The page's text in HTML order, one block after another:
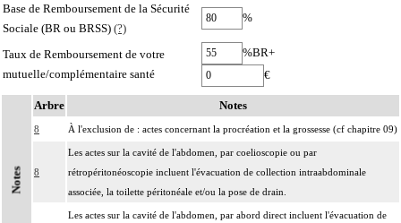
Base de Remboursement de la Sécurité
Sociale (BR ou BRSS) (?)
%
Taux de Remboursement de votre
mutuelle/complémentaire santé
%BR+
€
Notes
Arbre Notes
8 À l'exclusion de : actes concernant la procréation et la grossesse (cf chapitre 09)
8
Les actes sur la cavité de l'abdomen, par coelioscopie ou par
rétropéritonéoscopie incluent l'évacuation de collection intraabdominale
associée, la toilette péritonéale et/ou la pose de drain.
Les actes sur la cavité de l'abdomen, par abord direct incluent l'évacuation de